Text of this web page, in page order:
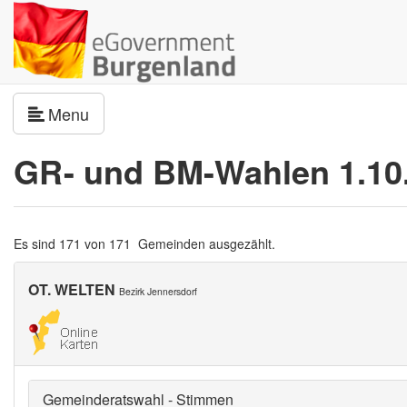
Menu
GR- und BM-Wahlen
Es sind 171 von 171 Gemeinden ausgezählt.
OT. WELTEN Bezirk Jennersdorf
Gemeinderatswahl - Stimmen